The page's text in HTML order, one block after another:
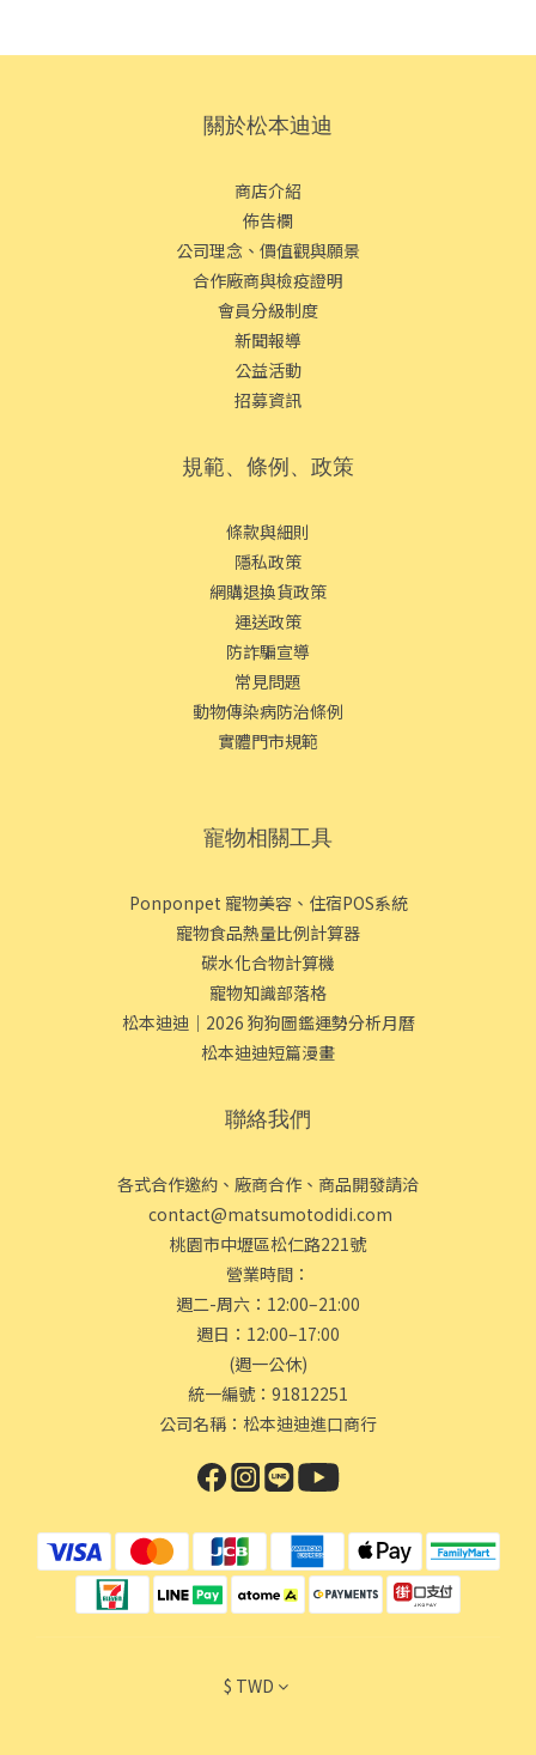
關於松本迪迪
商店介紹
佈告欄
公司理念、價值觀與願景
合作廠商與檢疫證明
會員分級制度
新聞報導
公益活動
招募資訊
規範、條例、政策
條款與細則
隱私政策
網購退換貨政策
運送政策
防詐騙宣導
常見問題
動物傳染病防治條例
實體門市規範
寵物相關工具
Ponponpet 寵物美容、住宿POS系統
寵物食品熱量比例計算器
碳水化合物計算機
寵物知識部落格
松本迪迪｜2026 狗狗圖鑑運勢分析月曆
松本迪迪短篇漫畫
聯絡我們
各式合作邀約、廠商合作、商品開發請洽
contact@matsumotodidi.com
桃園市中壢區松仁路221號
營業時間：
週二-周六：12:00–21:00
週日：12:00–17:00
(週一公休)
統一編號：91812251
公司名稱：松本迪迪進口商行
$ TWD